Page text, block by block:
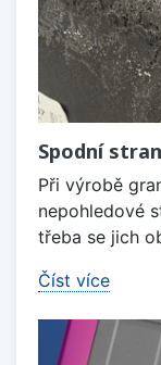
Spodní
Při výrobě
nepohledové
třeba se jich
Číst více